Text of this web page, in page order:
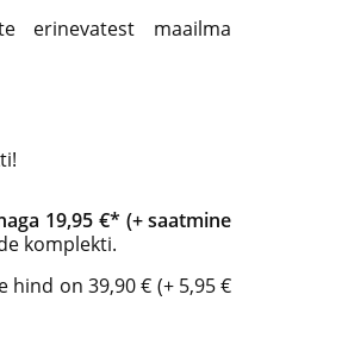
erinevatest maailma
19,95 €* (+ saatmine
komplekti.
on 39,90 € (+ 5,95 €